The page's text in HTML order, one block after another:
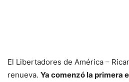
El Libertadores de América –
renueva. Ya comenzó la primera